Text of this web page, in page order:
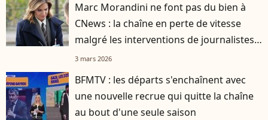
Marc Morandini ne font pas du bien à
CNews : la chaîne en perte de vitesse
malgré les interventions de journalistes
stars
3 mars 2026
BFMTV : les départs s'enchaînent avec
une nouvelle recrue qui quitte la chaîne
au bout d'une seule saison